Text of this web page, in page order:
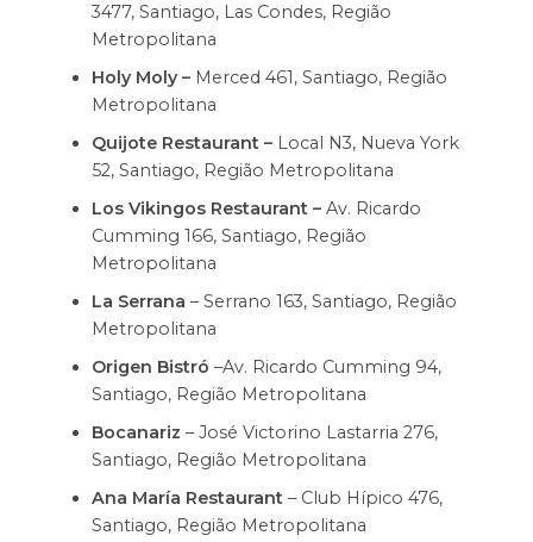
3477, Santiago, Las Condes, Região
Metropolitana
Holy Moly –Merced 461, Santiago, Região
Metropolitana
Quijote Restaurant – Local N3, Nueva York
52, Santiago, Região Metropolitana
Los Vikingos Restaurant –Av. Ricardo
Cumming 166, Santiago, Região
Metropolitana
La Serrana – Serrano 163, Santiago, Região
Metropolitana
Origen Bistró –Av. Ricardo Cumming 94,
Santiago, Região Metropolitana
Bocanariz – José Victorino Lastarria 276,
Santiago, Região Metropolitana
Ana María Restaurant– Club Hípico 476,
Santiago, Região Metropolitana